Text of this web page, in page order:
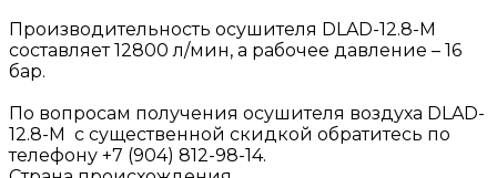
Производительность осушителя DLAD-12.8-M
составляет 12800 л/мин, а рабочее давление – 16
бар.
По вопросам получения осушителя воздуха DLAD-
12.8-M с существенной скидкой обратитесь по
телефону +7 (904) 812-98-14.